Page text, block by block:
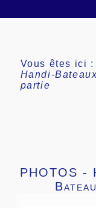
Vous êtes ici :
Handi-
partie
PHOTOS -